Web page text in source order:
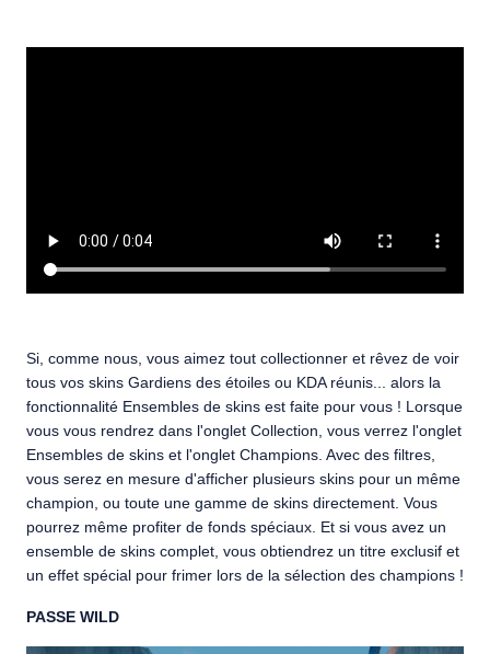
Si, comme nous, vous aimez tout collectionner et rêvez de voir
tous vos skins Gardiens des étoiles ou KDA réunis... alors la
fonctionnalité Ensembles de skins est faite pour vous ! Lorsque
vous vous rendrez dans l'onglet Collection, vous verrez l'onglet
Ensembles de skins et l'onglet Champions. Avec des filtres,
vous serez en mesure d'afficher plusieurs skins pour un même
champion, ou toute une gamme de skins directement. Vous
pourrez même profiter de fonds spéciaux. Et si vous avez un
ensemble de skins complet, vous obtiendrez un titre exclusif et
un effet spécial pour frimer lors de la sélection des champions !
PASSE WILD